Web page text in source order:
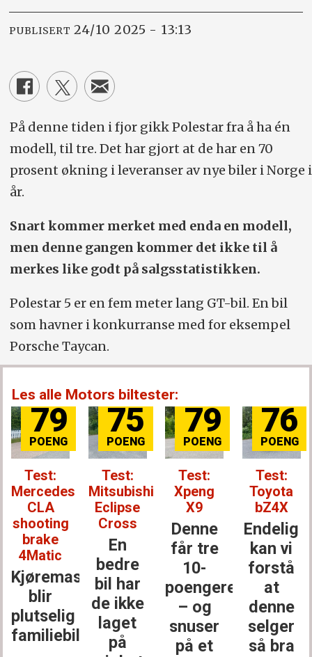
PUBLISERT 24/10 2025 - 13:13
På denne tiden i fjor gikk Polestar fra å ha én
modell, til tre. Det har gjort at de har en 70
prosent økning i leveranser av nye biler i Norge i
år.
Snart kommer merket med enda en modell,
men denne gangen kommer det ikke til å
merkes like godt på salgsstatistikken.
Polestar 5 er en fem meter lang GT-bil. En bil
som havner i konkurranse med for eksempel
Porsche Taycan.
Les alle Motors biltester:
79
Test:
Xpeng
X9
Denne
får tre
poengere
– og
snuser
på et
76
Test:
Toyota
bZ4X
Endelig
kan vi
forstå
at
denne
selger
så bra
84
Test:
Mercedes-
Benz
GLC
Den
største
stjernen
i
klassen
81
Test:
BYD Atto
EVO
Kanskje
er
dette
årets
beste
bilkjøp